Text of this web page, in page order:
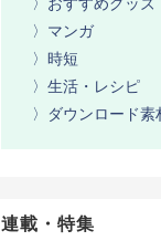
〉おすすめグッズ
〉マンガ
〉時短
〉生活・レシピ
〉ダウンロード素
連載・特集